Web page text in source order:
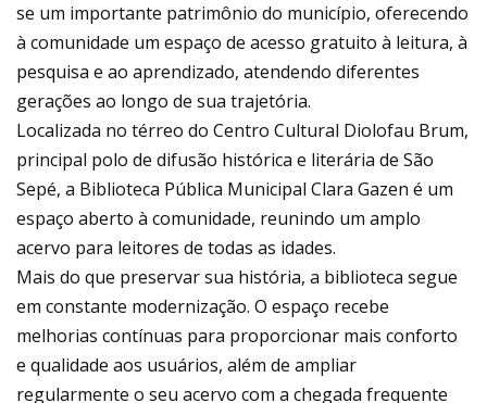
se um importante patrimônio do município, oferecendo
à comunidade um espaço de acesso gratuito à leitura, à
pesquisa e ao aprendizado, atendendo diferentes
gerações ao longo de sua trajetória.
Localizada no térreo do Centro Cultural Diolofau Brum,
principal polo de difusão histórica e literária de São
Sepé, a Biblioteca Pública Municipal Clara Gazen é um
espaço aberto à comunidade, reunindo um amplo
acervo para leitores de todas as idades.
Mais do que preservar sua história, a biblioteca segue
em constante modernização. O espaço recebe
melhorias contínuas para proporcionar mais conforto
e qualidade aos usuários, além de ampliar
regularmente o seu acervo com a chegada frequente